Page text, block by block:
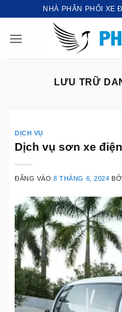
nội
NHÀ PHÂN PHỐI XE
LƯU TRỮ
DỊCH VỤ
Dịch vụ sơn xe
ĐĂNG VÀO8 THÁNG 6, 2024